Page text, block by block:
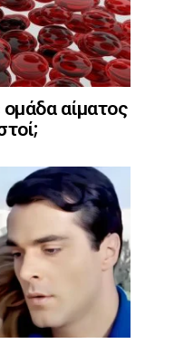
ομάδα αίματος